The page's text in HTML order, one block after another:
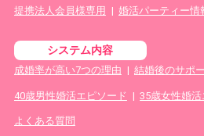
提携法人会員様専用 | 婚活パーティー情
システム内容
成婚率が高い7つの理由 | 結婚後のサポ
40歳男性婚活エピソード | 35歳女性婚活
よくある質問